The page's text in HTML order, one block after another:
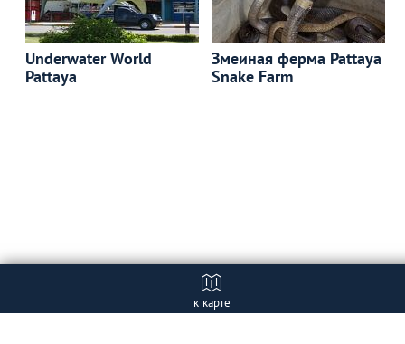
Underwater World
Pattaya
Змеиная ферма Pattaya
Snake Farm
к карте